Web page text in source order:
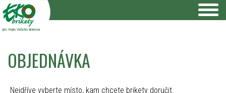
pro teplo Vašeho domova
OBJEDNÁVKA
Nejdříve vyberte místo, kam chcete brikety doručit.